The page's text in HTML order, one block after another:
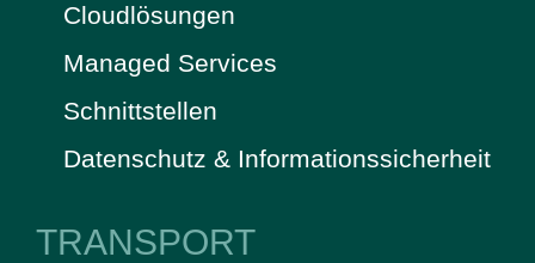
Cloudlösungen
Managed Services
Schnittstellen
Datenschutz & Informationssicherheit
TRANSPORT